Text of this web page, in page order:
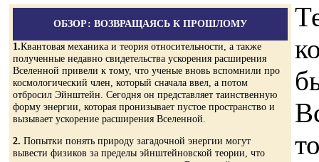
ОБЗОР: ВОЗВРАЩАЯСЬ К ПРОШЛОМУ
1.Квантовая механика и теория относительности, а также
полученные недавно свидетельства ускорения расширения
Вселенной привели к тому, что ученые вновь вспомнили про
космологический член, который сначала ввел, а потом
отбросил Эйнштейн. Сегодня он представляет таинственную
форму энергии, которая пронизывает пустое пространство и
вызывает ускорение расширения Вселенной.
2. Попытки понять природу загадочной энергии могут
вывести физиков за пределы эйнштейновской теории, что